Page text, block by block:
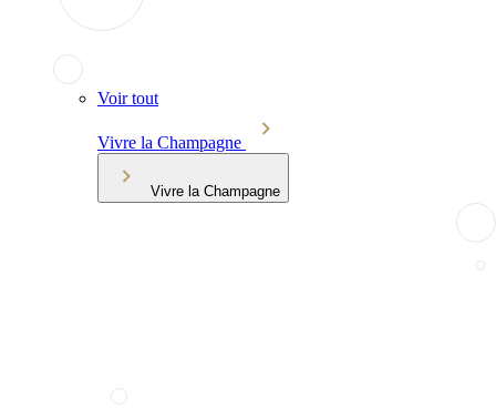
Voir tout
Vivre la Champagne
Vivre la Champagne